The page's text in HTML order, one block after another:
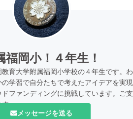
福岡小！４年生！
育大学附属福岡小学校の４年生です。わ
学習で自分たちで考えたアイデアを実現
ファンディングに挑戦しています。ご支
す。
メッセージを送る